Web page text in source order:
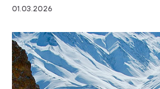
01.03.2026